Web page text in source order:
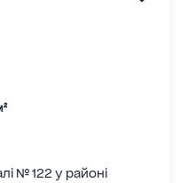
№ 122 у районі